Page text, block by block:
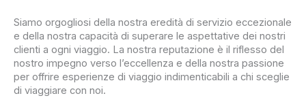
Siamo orgogliosi della nostra eredità di servizio eccezionale
e della nostra capacità di superare le aspettative dei nostri
clienti a ogni viaggio. La nostra reputazione è il riflesso del
nostro impegno verso l’eccellenza e della nostra passione
per offrire esperienze di viaggio indimenticabili a chi sceglie
di viaggiare con noi.